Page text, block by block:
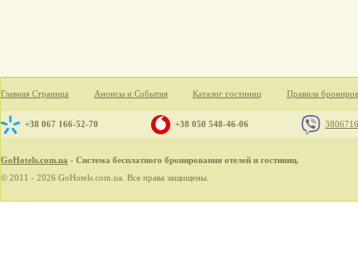
Главная Страница Анонсы и События Каталог гостиниц Правила
+38 067 166-52-70 +38 050 548-46-06
GoHotels.com.ua - Система бесплатного бронирования отелей и гостиниц.
© 2011 - 2026 GoHotels.com.ua. Все права защищены.